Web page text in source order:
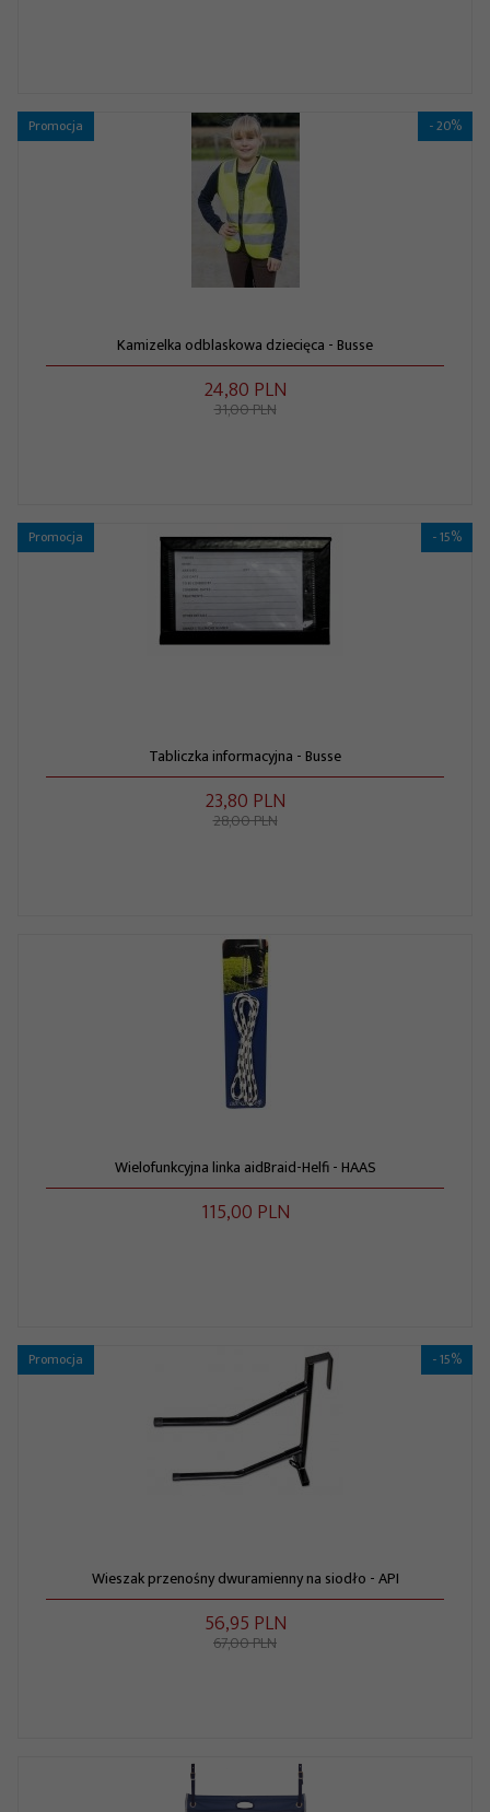
Promocja - 20%
Kamizelka odblaskowa dziecięca - Busse
24,80 PLN
31,00 PLN
Promocja - 15%
Tabliczka informacyjna - Busse
23,80 PLN
28,00 PLN
Wielofunkcyjna linka aidBraid-Helfi - HAAS
115,00 PLN
Promocja - 15%
Wieszak przenośny dwuramienny na siodło - API
56,95 PLN
67,00 PLN